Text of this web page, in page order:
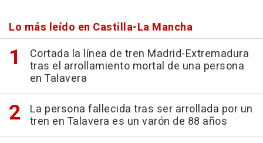
Lo más leído en Castilla-La Mancha
Cortada la línea de tren Madrid-Extremadura
tras el arrollamiento mortal de una persona
en Talavera
La persona fallecida tras ser arrollada por un
tren en Talavera es un varón de 88 años